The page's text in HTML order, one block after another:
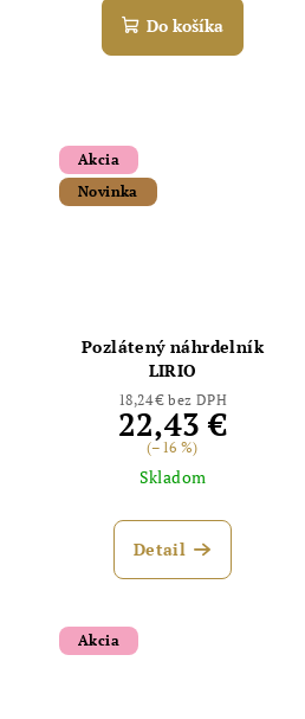
Do košíka
Akcia
Novinka
Pozlátený náhrdelník
LIRIO
18,24 € bez DPH
22,43 €
(–16 %)
Skladom
Detail
Akcia